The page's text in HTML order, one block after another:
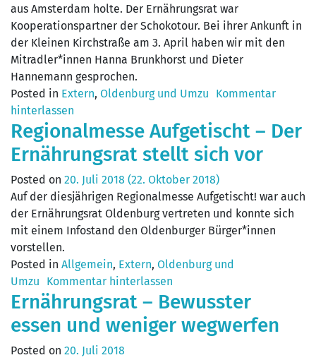
aus Amsterdam holte. Der Ernährungsrat war
Kooperationspartner der Schokotour. Bei ihrer Ankunft in
der Kleinen Kirchstraße am 3. April haben wir mit den
Mitradler*innen Hanna Brunkhorst und Dieter
Hannemann gesprochen.
Posted in Extern, Oldenburg und Umzu
Kommentar
hinterlassen
Regionalmesse Aufgetischt – Der
Ernährungsrat stellt sich vor
Posted on 20. Juli 2018 (22. Oktober 2018)
Auf der diesjährigen Regionalmesse Aufgetischt! war auch
der Ernährungsrat Oldenburg vertreten und konnte sich
mit einem Infostand den Oldenburger Bürger*innen
vorstellen.
Posted in Allgemein, Extern, Oldenburg und
Umzu
Kommentar hinterlassen
Ernährungsrat – Bewusster
essen und weniger wegwerfen
Posted on 20. Juli 2018